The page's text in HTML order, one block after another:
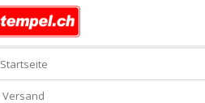
Startseite
Versand